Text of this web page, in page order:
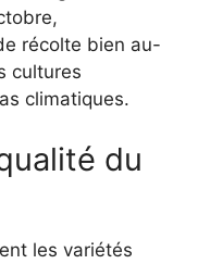
récolte bien au-
cultures
climatiques.
du
les variétés